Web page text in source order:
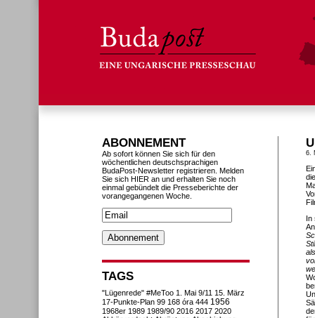
6.
In
ABONNEMENT
Ab sofort können Sie sich für den
wöchentlichen deutschsprachigen
BudaPost-Newsletter registrieren. Melden
Sie sich HIER an und erhalten Sie noch
einmal gebündelt die Presseberichte der
vorangegangenen Woche.
TAGS
"Lügenrede" #MeToo 1. Mai 9/11 15. März
17-Punkte-Plan 99 168 óra 444 1956
1968er 1989 1989/90 2016 2017 2020